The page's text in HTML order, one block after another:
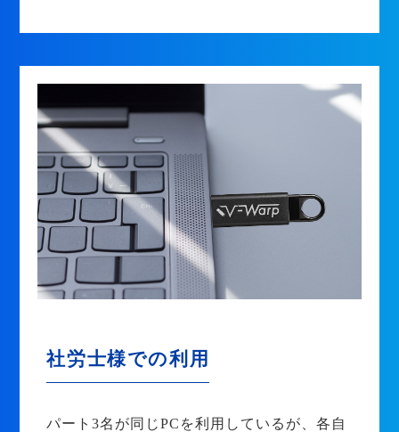
社労士様での利用
パート3名が同じPCを利用しているが、各自